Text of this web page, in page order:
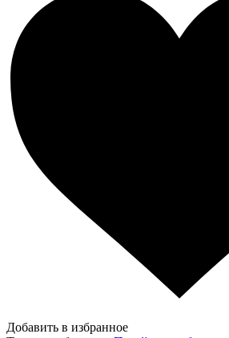
Добавить в избранное